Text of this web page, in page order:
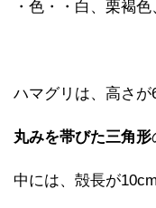
・色・・白、栗褐
ハマグリは、高さが
丸みを帯びた三角形
中には、殻長が